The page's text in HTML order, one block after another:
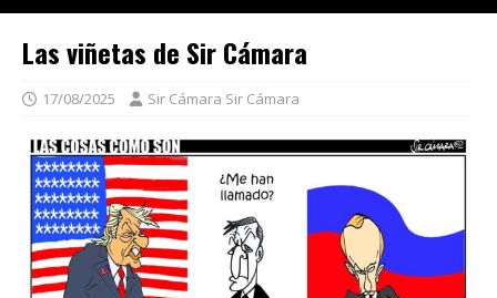
Las viñetas de Sir Cámara
17/08/2025 Sir Cámara Sir Cámara